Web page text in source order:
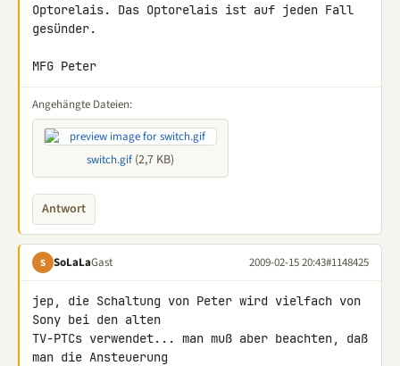
Optorelais. Das Optorelais ist auf jeden Fall
gesünder.
MFG Peter
Angehängte Dateien:
switch.gif (2,7 KB)
Antwort
S SoLaLaGast 2009-02-15 20:43#1148425
jep, die Schaltung von Peter wird vielfach von
Sony bei den alten
TV-PTCs verwendet... man muß aber beachten, daß
man die Ansteuerung